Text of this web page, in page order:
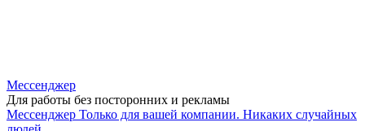
Мессенджер
Для работы без посторонних и рекламы
Мессенджер Только для вашей компании. Никаких случайных